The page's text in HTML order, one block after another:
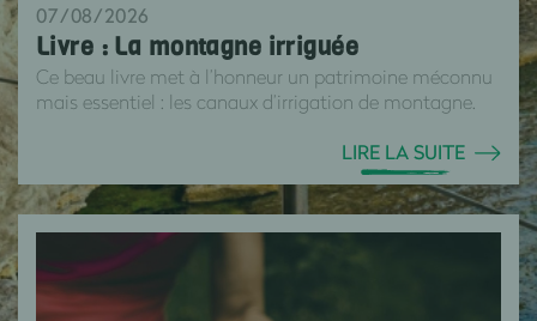
07/08/2026
Livre : La montagne irriguée
Ce beau livre met à l’honneur un patrimoine méconnu
mais essentiel : les canaux d’irrigation de montagne.
LIRE LA SUITE